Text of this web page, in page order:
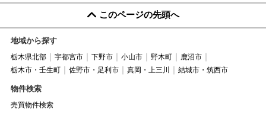
このページの先頭へ
地域から探す
栃木県北部 宇都宮市 下野市 小山市 野木町
鹿沼市
栃木市・壬生町
佐野市・足利市 真岡・上三川 結城市・筑西市
物件検索
売買物件検索